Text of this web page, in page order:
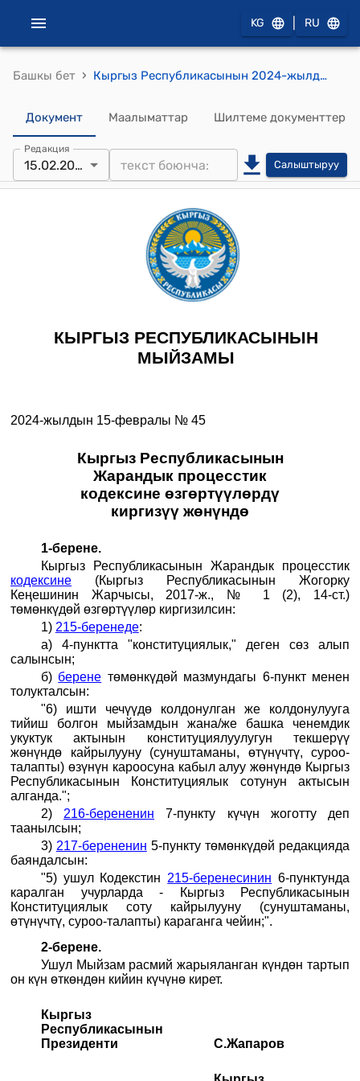
KG RU
Башкы бет › Кыргыз Республикасынын 2024-жылдын 15-февралы № 45 "Кыргыз Республикасынын Жарандык процесстик кодексине өзгөртүүлөрдү киргизүү жөнүндө" Мыйзамы
Документ Маалыматтар Шилтеме документтер
Редакция
15.02.2024 Салыштыруу